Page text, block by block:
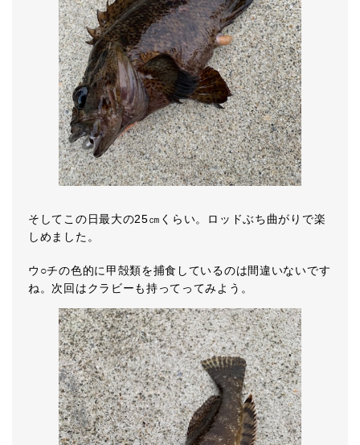
そしてこの日最大の25㎝くらい。ロッドぶち曲がりで楽
しめました。
ウ○チの色的に甲殻類を捕食しているのは間違いないです
ね。次回はクラビーも持ってってみよう。